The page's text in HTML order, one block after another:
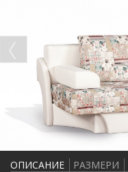
ОПИСАНИЕ РАЗМЕРИ